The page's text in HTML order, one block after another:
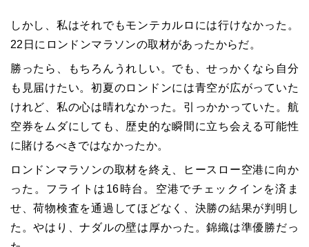
しかし、私はそれでもモンテカルロには行けなかった。
22日にロンドンマラソンの取材があったからだ。
勝ったら、もちろんうれしい。でも、せっかくなら自分
も見届けたい。初夏のロンドンには青空が広がっていた
けれど、私の心は晴れなかった。引っかかっていた。航
空券をムダにしても、歴史的な瞬間に立ち会える可能性
に賭けるべきではなかったか。
ロンドンマラソンの取材を終え、ヒースロー空港に向か
った。フライトは16時台。空港でチェックインを済ま
せ、荷物検査を通過してほどなく、決勝の結果が判明し
た。やはり、ナダルの壁は厚かった。錦織は準優勝だっ